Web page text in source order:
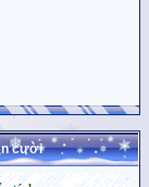
cười